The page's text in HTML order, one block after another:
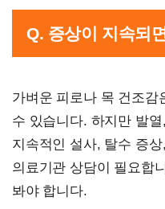
Q. 증상이 지속되
가벼운 피로나 목 건조감
수 있습니다. 하지만 발
지속적인 설사, 탈수 증
의료기관 상담이 필요합
봐야 합니다.